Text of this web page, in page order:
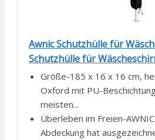
Awnic Schutzhülle für
Schutzhülle für
Größe-185 x 16 x 16 cm,
Oxford mit PU-
meisten...
Überleben im Freien-
Abdeckung hat